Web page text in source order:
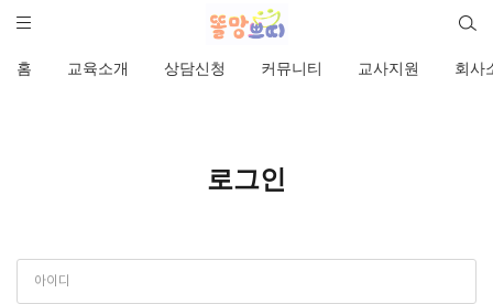
홈 교육소개 상담신청 커뮤니티 교사지원 회사
로그인